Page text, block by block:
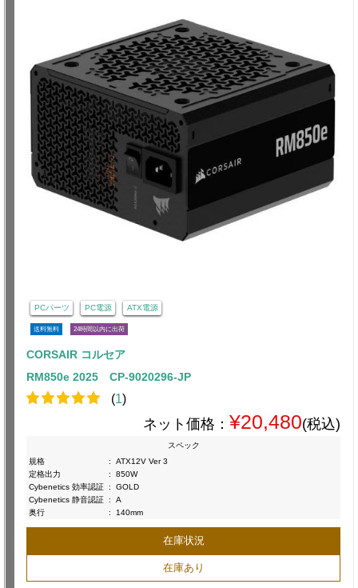
PCパーツ PC電源 ATX電源
送料無料 24時間以内に出荷
CORSAIR コルセア
RM850e 2025 CP-9020296-JP
(1)
ネット価格： ¥20,480(税込)
スペック
規格
:
ATX12V Ver 3
定格出力
:
850W
Cybenetics 効率認証 :
GOLD
Cybenetics 静音認証 :
A
奥行
: 140mm
在庫状況
在庫あり